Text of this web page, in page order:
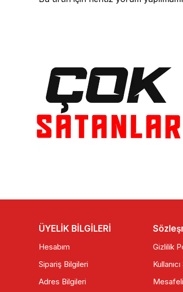
SCOOTER AYAK MARŞ AVARE DİŞLİSİ
RMG Moto Gusto
ÜYELİK BİLGİLERİ
Hesabım
Sipariş Bilgileri
Adres Bilgileri
Gizlilik